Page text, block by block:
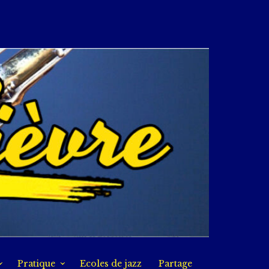
Pratique Ecoles de jazz Partage